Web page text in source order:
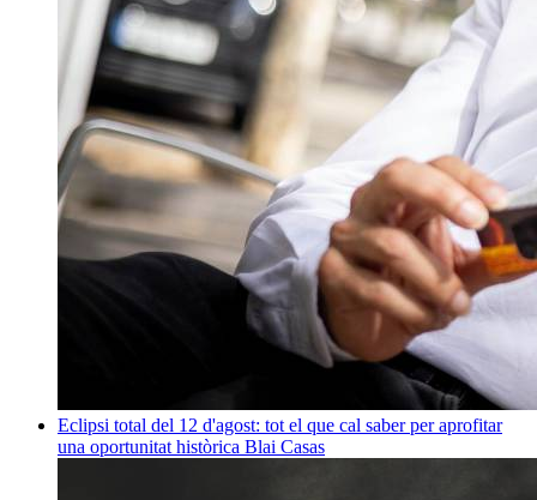
Eclipsi total del 12 d'agost: tot el que cal saber per aprofitar
una oportunitat històrica Blai Casas